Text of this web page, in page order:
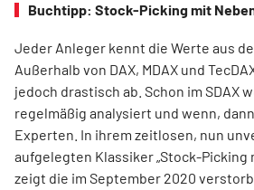
Buchtipp: Stock-Picking mit
Jeder Anleger kennt die Werte aus
Außerhalb von DAX, MDAX und
jedoch drastisch ab. Schon im SDAX
regel­mäßig analysiert und wenn,
Experten. In ihrem zeitlosen, nun
aufgelegten Klassiker „Stock-Picking
zeigt die im September 2020